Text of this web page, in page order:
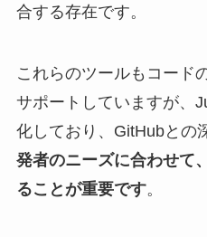
合する存在です。
これらのツールもコード
サポートしていますが、
化しており、GitHubとの
発者のニーズに合わせて
ることが重要です。